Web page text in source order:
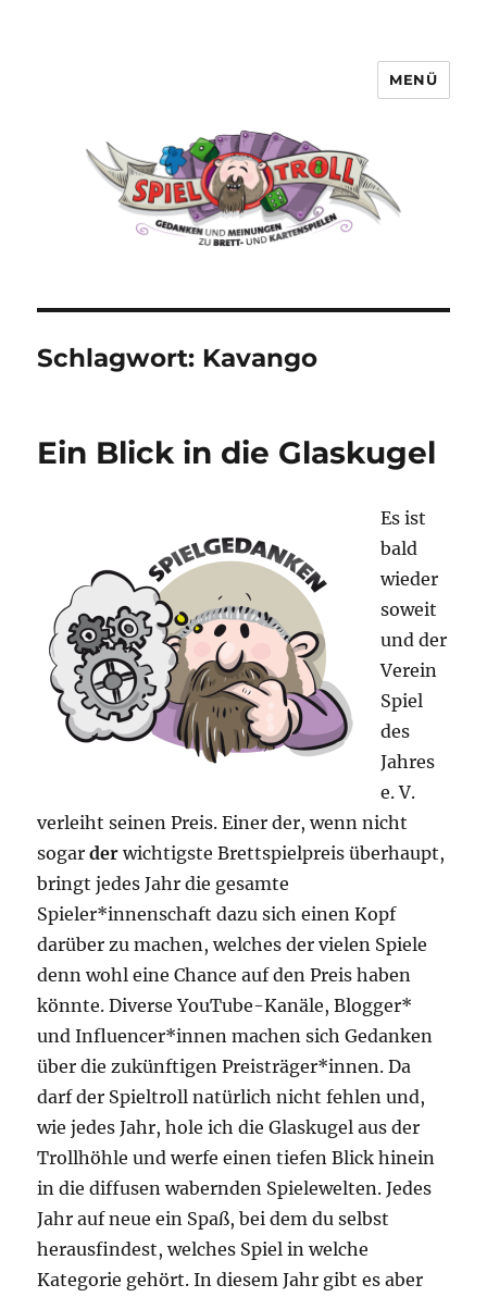
MENÜ
Schlagwort: Kavango
Ein Blick in die Glaskugel
Es ist
bald
wieder
soweit
und der
Verein
Spiel
des
Jahres
e. V.
verleiht seinen Preis. Einer der, wenn nicht
sogarder wichtigste Brettspielpreis überhaupt,
bringt jedes Jahr die gesamte
Spieler*innenschaft dazu sich einen Kopf
darüber zu machen, welches der vielen Spiele
denn wohl eine Chance auf den Preis haben
könnte. Diverse YouTube-Kanäle, Blogger*
und Influencer*innen machen sich Gedanken
über die zukünftigen Preisträger*innen. Da
darf der Spieltroll natürlich nicht fehlen und,
wie jedes Jahr, hole ich die Glaskugel aus der
Trollhöhle und werfe einen tiefen Blick hinein
in die diffusen wabernden Spielewelten. Jedes
Jahr auf neue ein Spaß, bei dem du selbst
herausfindest, welches Spiel in welche
Kategorie gehört. In diesem Jahr gibt es aber